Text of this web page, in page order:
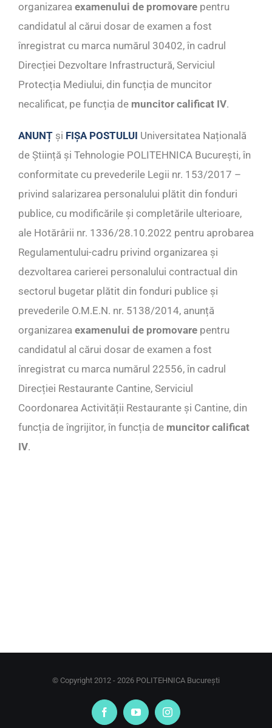
organizarea examenului de promovare pentru
candidatul al cărui dosar de examen a fost
înregistrat cu marca numărul 30402, în cadrul
Direcției Dezvoltare Infrastructură, Serviciul
Protecția Mediului, din funcția de muncitor
necalificat, pe funcția de muncitor calificat IV.
ANUNȚ și FIȘA POSTULUI Universitatea Națională
de Știință și Tehnologie POLITEHNICA București, în
conformitate cu prevederile Legii nr. 153/2017 –
privind salarizarea personalului plătit din fonduri
publice, cu modificările și completările ulterioare,
ale Hotărârii nr. 1336/28.10.2022 pentru aprobarea
Regulamentului-cadru privind organizarea și
dezvoltarea carierei personalului contractual din
sectorul bugetar plătit din fonduri publice și
prevederile O.M.E.N. nr. 5138/2014, anunță
organizarea examenului de promovare pentru
candidatul al cărui dosar de examen a fost
înregistrat cu marca numărul 22556, în cadrul
Direcției Restaurante Cantine, Serviciul
Coordonarea Activității Restaurante și Cantine, din
funcția de îngrijitor, în funcția de muncitor calificat
IV.
© Copyright 2012 - 2026 POLITEHNICA București
FacebookYouTubeInstagram